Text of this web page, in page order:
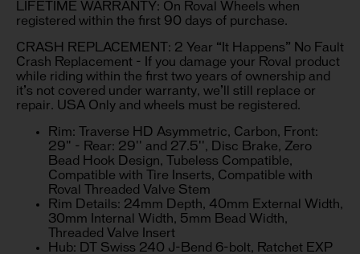
LIFETIME WARRANTY: On Roval Wheels when
registered within the first 90 days of purchase.
CRASH REPLACEMENT: 2 Year “It Happens” No Fault
Crash Replacement - If you damage your Roval product
while riding within the first two years of ownership and
it’s not covered under warranty, we’ll still replace or
repair. USA Only and wheels must be registered.
Rim: Traverse HD Asymmetric, Carbon, Front:
29" - Rear: 29'' and 27.5'', Disc Brake, Zero
Bead Hook Design, Tubeless Compatible,
Compatible with Tire Inserts, Compatible with
Roval Threaded Valve Stem
Rim Details: 24mm Depth, 40mm External Width,
30mm Internal Width, 5mm Bead Width,
Threaded Valve Insert
Hub: DT Swiss 240 J-Bend 6-bolt, Ratchet EXP